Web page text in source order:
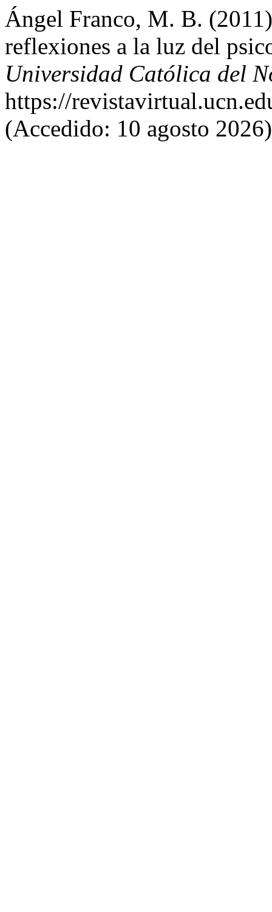
Ángel Franco, M. B.
reflexiones a la luz del
Universidad Católica del
https://
(Accedido: 10 agosto